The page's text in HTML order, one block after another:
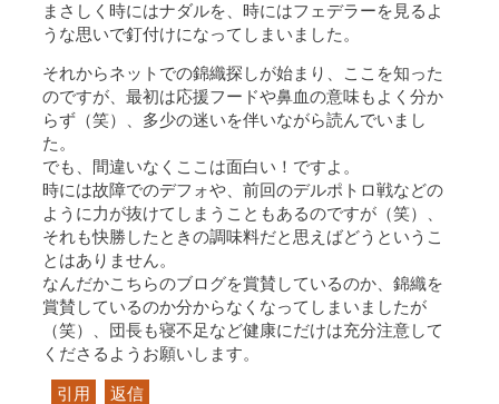
まさしく時にはナダルを、時にはフェデラーを見るよ
うな思いで釘付けになってしまいました。
それからネットでの錦織探しが始まり、ここを知った
のですが、最初は応援フードや鼻血の意味もよく分か
らず（笑）、多少の迷いを伴いながら読んでいまし
た。
でも、間違いなくここは面白い！ですよ。
時には故障でのデフォや、前回のデルポトロ戦などの
ように力が抜けてしまうこともあるのですが（笑）、
それも快勝したときの調味料だと思えばどうというこ
とはありません。
なんだかこちらのブログを賞賛しているのか、錦織を
賞賛しているのか分からなくなってしまいましたが
（笑）、団長も寝不足など健康にだけは充分注意して
くださるようお願いします。
引用 返信